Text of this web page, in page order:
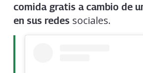
comida gratis a cambio de
en sus redes sociales.